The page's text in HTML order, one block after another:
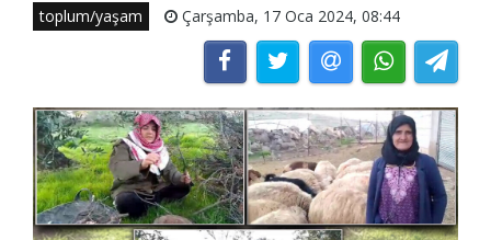
toplum/yaşam Çarşamba, 17 Oca 2024, 08:44